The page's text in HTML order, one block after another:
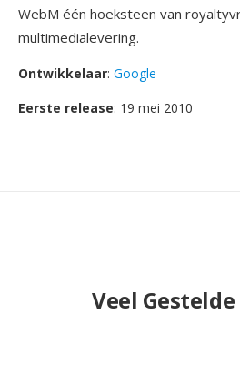
WebM één hoeksteen van
multimedialevering.
Ontwikkelaar: Google
Eerste release: 19 mei 2010
Veel